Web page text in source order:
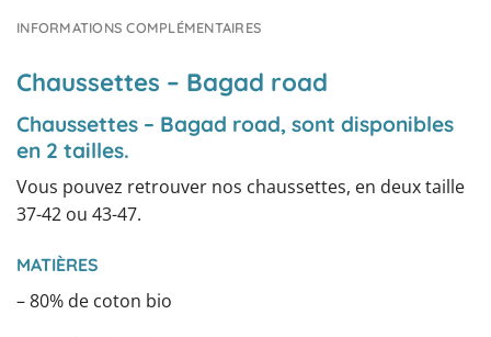
INFORMATIONS COMPLÉMENTAIRES
Chaussettes – Bagad road
Chaussettes – Bagad road, sont disponibles
en 2 tailles.
Vous pouvez retrouver nos chaussettes, en deux taille
37-42 ou 43-47.
MATIÈRES
– 80% de coton bio